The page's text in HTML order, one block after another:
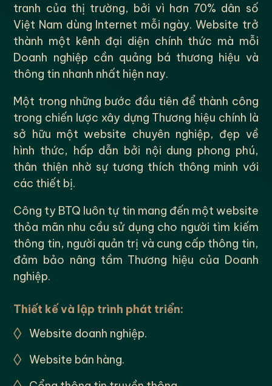
tranh của thị trường, bởi vì hơn 70% dân số
Việt Nam dùng Internet mỗi ngày. Website trở
thành một kênh đại diện chính thức mà mỗi
Doanh nghiệp cần quảng bá thương hiệu và
thông tin nhanh nhất hiện nay.
Một trong những bước đầu tiên để thành công
trong chiến lược xây dựng Thương hiệu chính là
sở hữu một website chuyên nghiệp, đẹp về
hình thức, hấp dẫn bởi nội dung phong phú,
thân thiện nhờ sự tương thích thông minh với
các thiết bị.
Công ty BTQ luôn tự tin mang đến một website
thỏa mãn nhu cầu sử dụng cho người tìm kiếm
thông tin, người quản trị và cung cấp thông tin,
đảm bảo nâng tầm Thương hiệu của Doanh
nghiệp.
Thiết kế và lập trình phát triển:
◊ Website doanh nghiệp.
◊ Website bán hàng.